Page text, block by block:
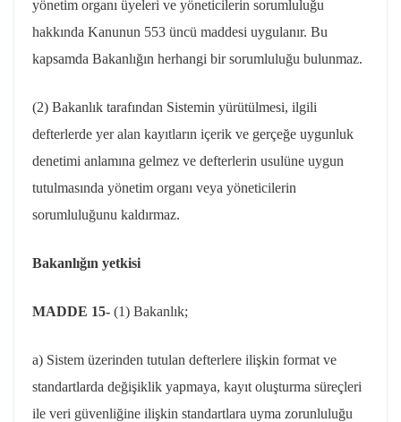
yönetim organı üyeleri ve yöneticilerin sorumluluğu
hakkında Kanunun 553 üncü maddesi uygulanır. Bu
kapsamda Bakanlığın herhangi bir sorumluluğu bulunmaz.
(2) Bakanlık tarafından Sistemin yürütülmesi, ilgili
defterlerde yer alan kayıtların içerik ve gerçeğe uygunluk
denetimi anlamına gelmez ve defterlerin usulüne uygun
tutulmasında yönetim organı veya yöneticilerin
sorumluluğunu kaldırmaz.
Bakanlığın yetkisi
MADDE 15- (1) Bakanlık;
a) Sistem üzerinden tutulan defterlere ilişkin format ve
standartlarda değişiklik yapmaya, kayıt oluşturma süreçleri
ile veri güvenliğine ilişkin standartlara uyma zorunluluğu